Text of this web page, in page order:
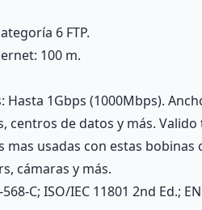
6 FTP.
100 m.
1Gbps (1000Mbps).
centros de datos y más.
mas usadas con estas
cámaras y más.
C; ISO/IEC 11801 2nd Ed.;